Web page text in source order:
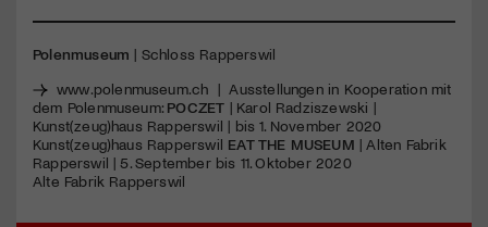
Polenmuseum | Schloss Rapperswil
www.polenmuseum.ch | Ausstellungen in Kooperation mit
dem Polenmuseum: POCZET | Karol Radziszewski |
Kunst(zeug)haus Rapperswil | bis 1. November 2020
Kunst(zeug)haus Rapperswil EATTHE MUSEUM | Alten Fabrik
Rapperswil | 5. September bis 11. Oktober 2020
Alte Fabrik Rapperswil